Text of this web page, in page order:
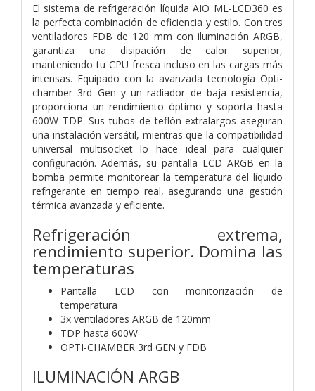
El sistema de refrigeración líquida AIO ML-LCD360 es
la perfecta combinación de eficiencia y estilo. Con tres
ventiladores FDB de 120 mm con iluminación ARGB,
garantiza una disipación de calor superior,
manteniendo tu CPU fresca incluso en las cargas más
intensas. Equipado con la avanzada tecnología Opti-
chamber 3rd Gen y un radiador de baja resistencia,
proporciona un rendimiento óptimo y soporta hasta
600W TDP. Sus tubos de teflón extralargos aseguran
una instalación versátil, mientras que la compatibilidad
universal multisocket lo hace ideal para cualquier
configuración. Además, su pantalla LCD ARGB en la
bomba permite monitorear la temperatura del líquido
refrigerante en tiempo real, asegurando una gestión
térmica avanzada y eficiente.
Refrigeración extrema,
rendimiento superior. Domina las
temperaturas
Pantalla LCD con monitorización de
temperatura
3x ventiladores ARGB de 120mm
TDP hasta 600W
OPTI-CHAMBER 3rd GEN y FDB
ILUMINACIÓN ARGB